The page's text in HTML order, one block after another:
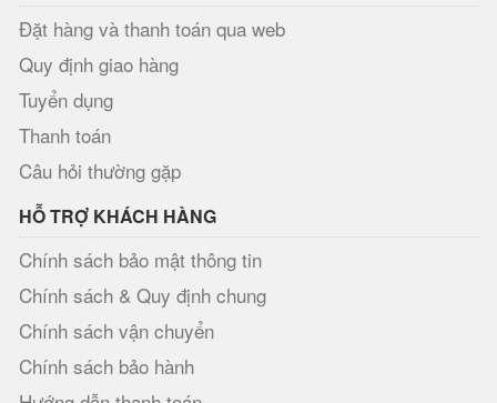
Đặt hàng và thanh toán qua web
Quy định giao hàng
Tuyển dụng
Thanh toán
Câu hỏi thường gặp
HỖ TRỢ KHÁCH HÀNG
Chính sách bảo mật thông tin
Chính sách & Quy định chung
Chính sách vận chuyển
Chính sách bảo hành